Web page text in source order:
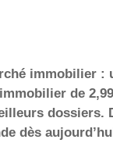
immobilier :
de
dossiers.
dès